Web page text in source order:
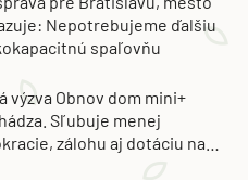
Nepotrebujeme ďalšiu
spaľovňu
výzva Obnov dom mini+
Sľubuje menej
zálohu aj dotáciu na